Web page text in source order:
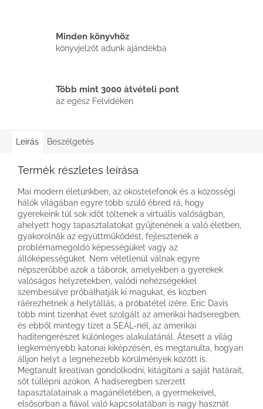
Minden könyvhöz
könyvjelzőt adunk ajándékba
Több mint 3000 átvételi pont
az egész Felvidéken
Leírás Beszélgetés
Termék részletes leírása
Mai modern életünkben, az okostelefonok és a közösségi
hálók világában egyre több szülő ébred rá, hogy
gyerekeink túl sok időt töltenek a virtuális valóságban,
ahelyett hogy tapasztalatokat gyűjtenének a való életben,
gyakorolnák az együttműködést, fejlesztenék a
problémamegoldó képességüket vagy az
állóképességüket. Nem véletlenül válnak egyre
népszerűbbé azok a táborok, amelyekben a gyerekek
valóságos helyzetekben, valódi nehézségekkel
szembesülve próbálhatják ki magukat, és közben
ráérezhetnek a helytállás, a próbatétel ízére. Eric Davis
több mint tizenhat évet szolgált az amerikai hadseregben,
és ebből mintegy tízet a SEAL-nél, az amerikai
haditengerészet különleges alakulatánál. Átesett a világ
legkeményebb katonai kiképzésén, és megtanulta, hogyan
álljon helyt a legnehezebb körülmények között is.
Megtanult kreatívan gondolkodni, kitágítani a saját határait,
sőt túllépni azokon. A hadseregben szerzett
tapasztalatainak a magánéletében, a gyermekeivel,
elsősorban a fiával való kapcsolatában is nagy hasznát